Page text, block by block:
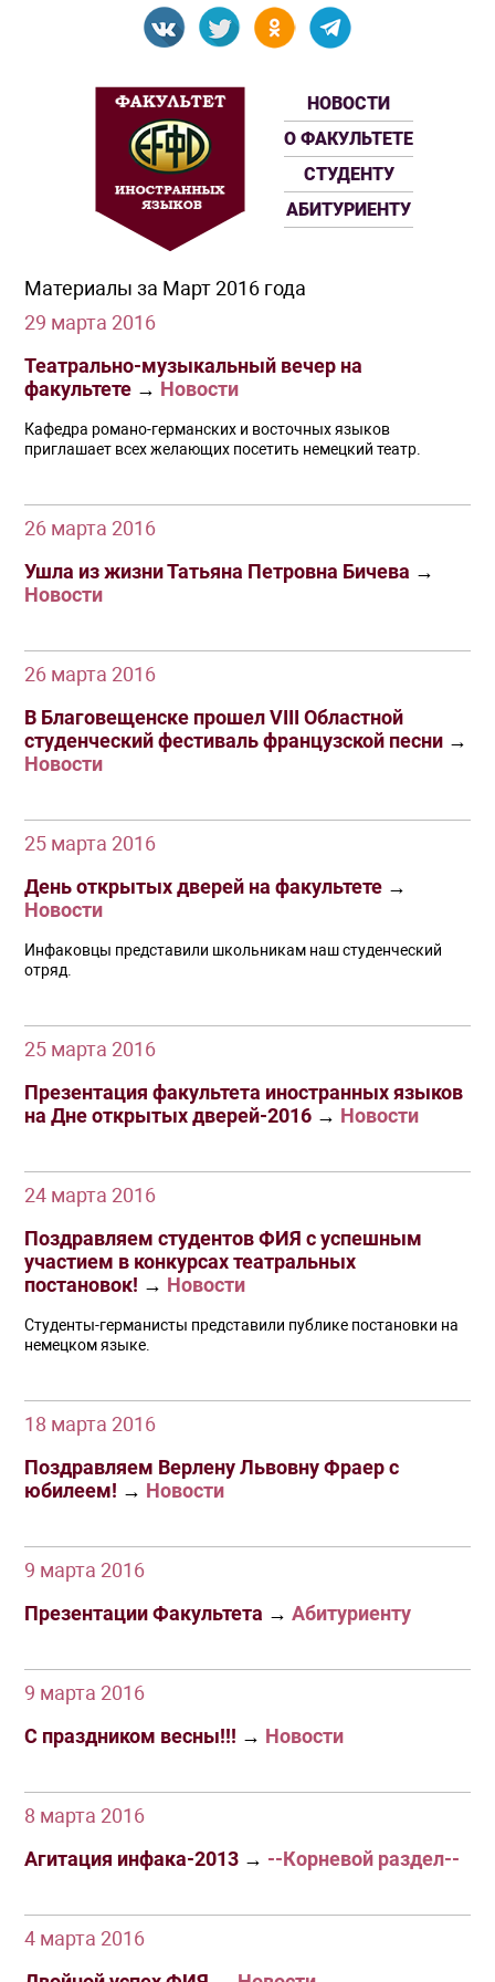
НОВОСТИ
О ФАКУЛЬТЕТЕ
СТУДЕНТУ
АБИТУРИЕНТУ
Материалы за Март 2016 года
29 марта 2016
Театрально-музыкальный вечер на
факультете → Новости
Кафедра романо-германских и восточных языков
приглашает всех желающих посетить немецкий театр.
26 марта 2016
Ушла из жизни Татьяна Петровна Бичева →
Новости
26 марта 2016
В Благовещенске прошел VIII Областной
студенческий фестиваль французской песни →
Новости
25 марта 2016
День открытых дверей на факультете →
Новости
Инфаковцы представили школьникам наш студенческий
отряд.
25 марта 2016
Презентация факультета иностранных языков
на Дне открытых дверей-2016 → Новости
24 марта 2016
Поздравляем студентов ФИЯ с успешным
участием в конкурсах театральных
постановок! → Новости
Студенты-германисты представили публике постановки на
немецком языке.
18 марта 2016
Поздравляем Верлену Львовну Фраер с
юбилеем! → Новости
9 марта 2016
Презентации Факультета →Абитуриенту
9 марта 2016
С праздником весны!!! → Новости
8 марта 2016
Агитация инфака-2013 → --Корневой раздел--
4 марта 2016